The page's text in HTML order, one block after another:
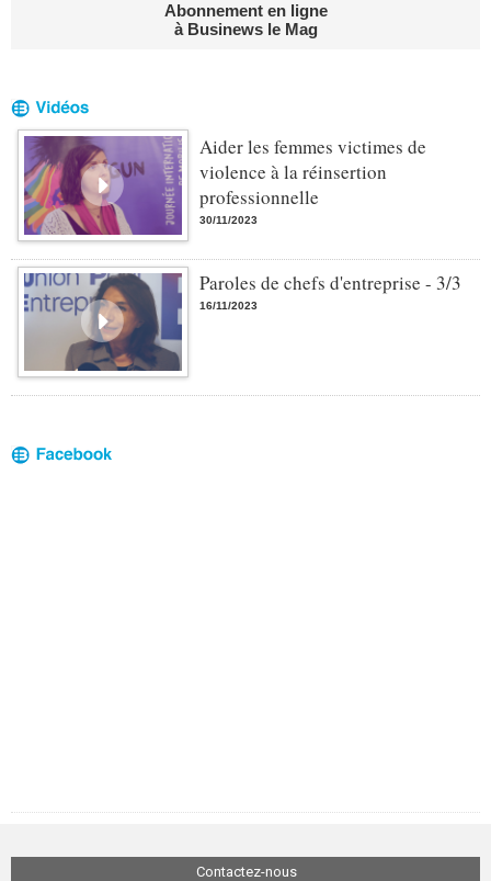
Abonnement en ligne
à Businews le Mag
Aider les femmes victimes de
violence à la réinsertion
professionnelle
30/11/2023
Paroles de chefs d'entreprise - 3/3
16/11/2023
Contactez-nous